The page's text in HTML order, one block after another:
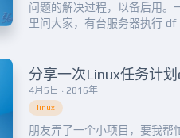
问题的解决过程，以备后用。
里问大家，有台服务器执行 df
4月5日 · 2016年
分享一次Linux任务计
linux
朋友弄了一个小项目，要我帮